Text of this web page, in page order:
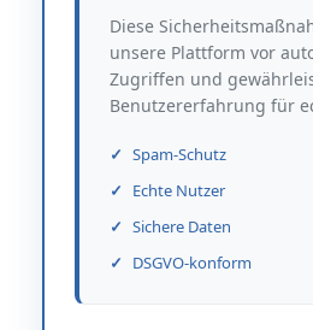
Diese
unsere Plattform vor
Zugriffen und
Benutzererfahrung für
Spam-Schutz
Echte Nutzer
Sichere Daten
DSGVO-konform